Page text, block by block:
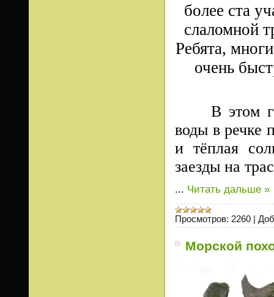
более ста
слаломной
Ребята,
очень
В этом
воды в речке
и тёплая
заезды на
... Читать дальше »
Просмотров: 2260 |
Морской